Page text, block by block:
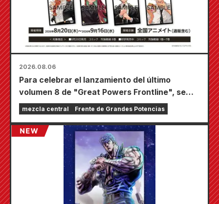
2026.08.06
Para celebrar el lanzamiento del último
volumen 8 de "Great Powers Frontline", se
llevará a cabo una feria por tiempo limitado en
las tiendas Animate de todo el país a partir del
20 de agosto, donde podrás conseguir una
minitarjeta especialmente dibujada (¡4 tipos
mezcla central Frente de Grandes Potencias